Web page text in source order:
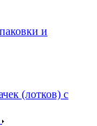
и
(лотков) с